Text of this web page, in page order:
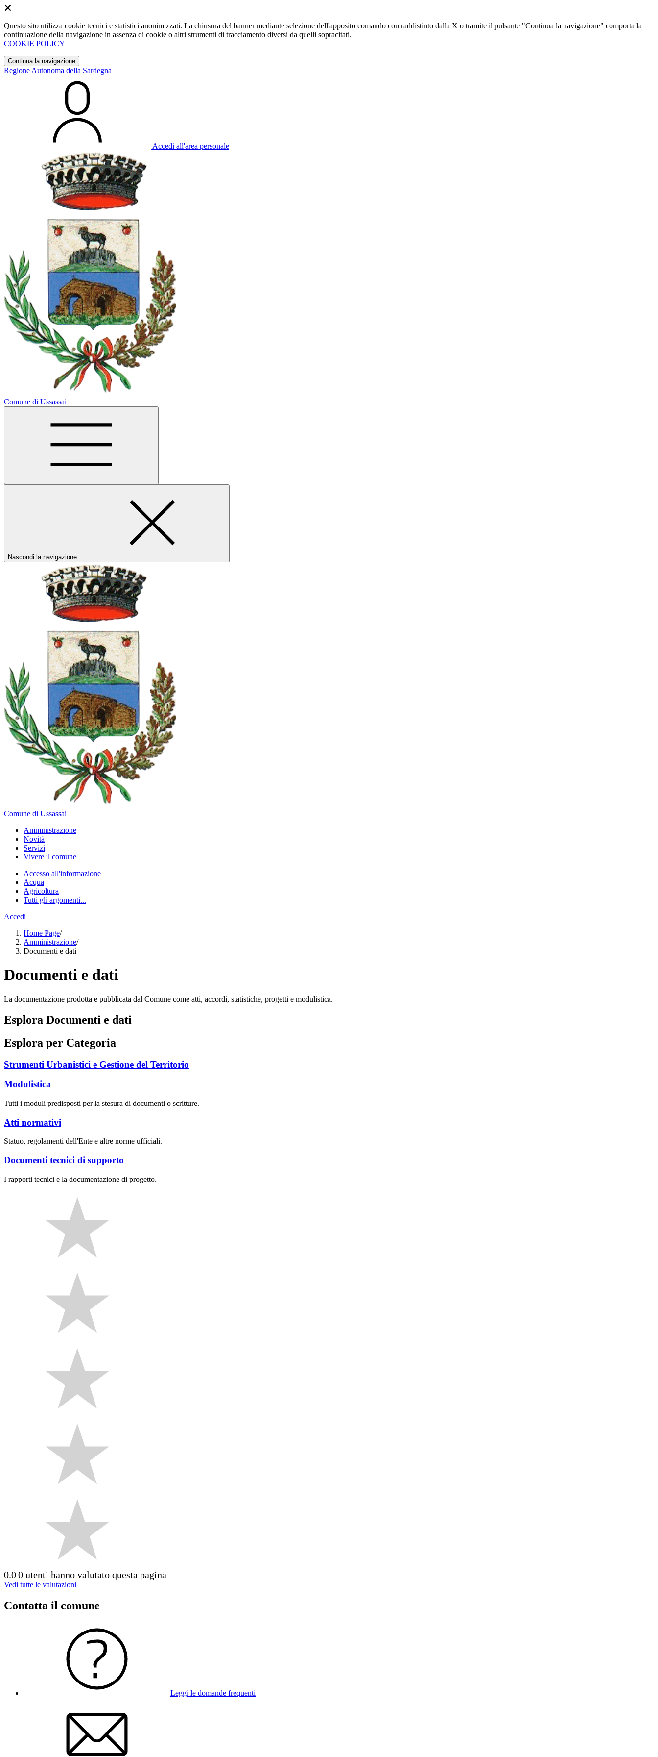
Questo sito utilizza cookie tecnici e statistici anonimizzati. La chiusura del banner mediante selezione dell'apposito comando contraddistinto dalla X o tramite il pulsante "Continua la navigazione" comporta la
continuazione della navigazione in assenza di cookie o altri strumenti di tracciamento diversi da quelli sopracitati.
COOKIE POLICY
Continua la navigazione
Regione Autonoma della Sardegna
Accedi all'area personale
Comune di Ussassai
Nascondi la navigazione
Comune di Ussassai
Amministrazione
Novità
Servizi
Vivere il comune
Accesso all'informazione
Acqua
Agricoltura
Tutti gli argomenti...
Accedi
Home Page/
Amministrazione/
Documenti e dati
Documenti e dati
La documentazione prodotta e pubblicata dal Comune come atti, accordi, statistiche, progetti e modulistica.
Esplora Documenti e dati
Esplora per Categoria
Strumenti Urbanistici e Gestione del Territorio
Modulistica
Tutti i moduli predisposti per la stesura di documenti o scritture.
Atti normativi
Statuo, regolamenti dell'Ente e altre norme ufficiali.
Documenti tecnici di supporto
I rapporti tecnici e la documentazione di progetto.
0.00 utenti hanno valutato questa pagina
Vedi tutte le valutazioni
Contatta il comune
Leggi le domande frequenti